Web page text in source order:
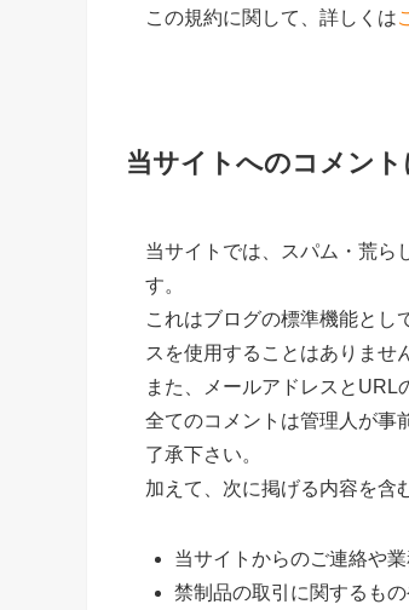
この規約に関して、詳しくは
当サイトへのコメン
当サイトでは、スパム・荒ら
す。
これはブログの標準機能とし
スを使用することはありませ
また、メールアドレスとURL
全てのコメントは管理人が事
了承下さい。
加えて、次に掲げる内容を含
当サイトからのご連絡や
禁制品の取引に関するも